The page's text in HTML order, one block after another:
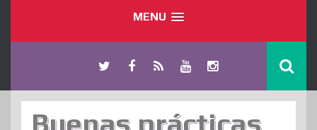
MENU
Buenas prácticas